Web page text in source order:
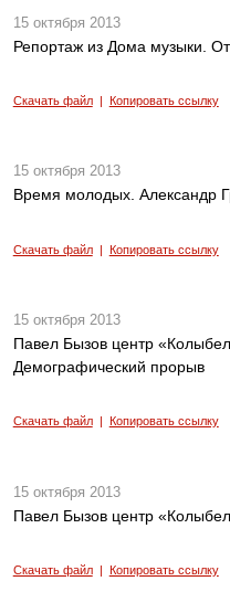
15 октября 2013
Репортаж из Дома музыки.
Скачать файл| Копировать ссылку
15 октября 2013
Время молодых. Александр
Скачать файл| Копировать ссылку
15 октября 2013
Павел Бызов центр
Демографический прорыв
Скачать файл| Копировать ссылку
15 октября 2013
Павел Бызов центр
Скачать файл| Копировать ссылку